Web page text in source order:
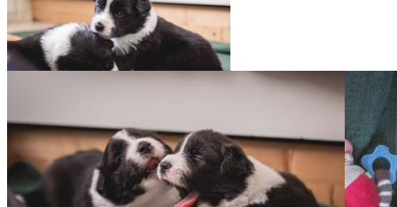
14|06|2019 – Neu­es aus dem
14|06|2019 – Neu­es aus dem
Welpenzimmer